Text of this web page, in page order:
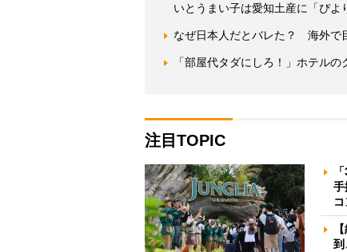
いとうまい子は愛知土産に「ぴよ
なぜ日本人だとバレた？ 海外で
「部屋代タダにしろ！」ホテル
注目TOPIC
手
到